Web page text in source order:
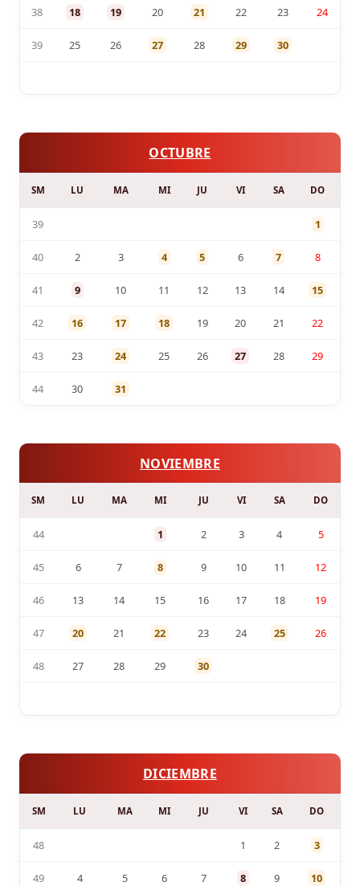
38 18 19 20 21 22 23 24
39 25 26 27 28 29 30
OCTUBRE
SM LU MA MI JU VI SA DO
39 1
40 2 3 4 5 6 7 8
41 9 10 11 12 13 14 15
42 16 17 18 19 20 21 22
43 23 24 25 26 27 28 29
44 30 31
NOVIEMBRE
SM LU MA MI JU VI SA DO
44 1 2 3 4 5
45 6 7 8 9 10 11 12
46 13 14 15 16 17 18 19
47 20 21 22 23 24 25 26
48 27 28 29 30
DICIEMBRE
SM LU MA MI JU VI SA DO
48 1 2 3
49 4 5 6 7 8 9 10